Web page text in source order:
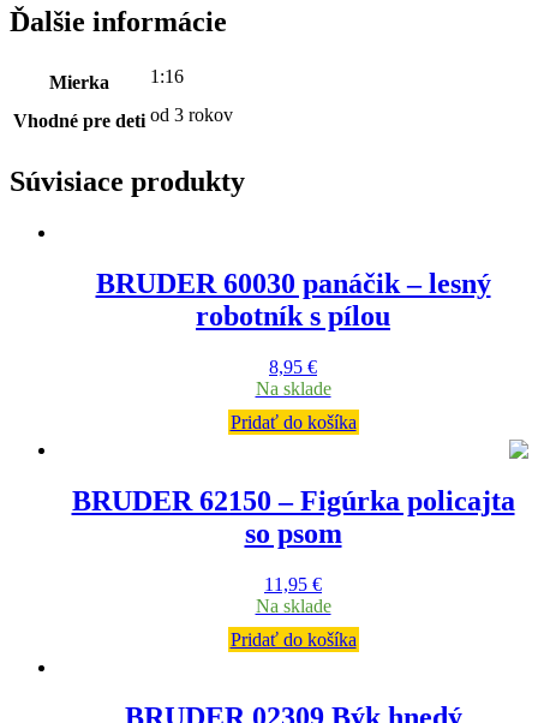
Ďalšie informácie
Mierka 1:16
Vhodné pre deti od 3 rokov
Súvisiace produkty
BRUDER 60030 panáčik – lesný
robotník s pílou
8,95 €
Na sklade
Pridať do košíka
BRUDER 62150 – Figúrka policajta
so psom
11,95 €
Na sklade
Pridať do košíka